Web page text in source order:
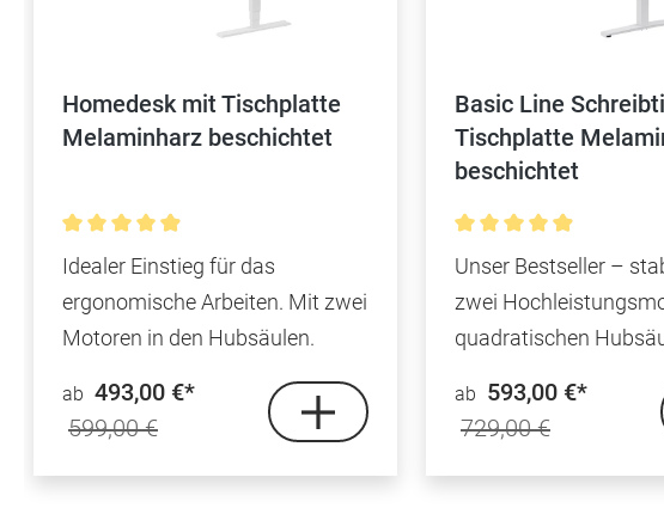
Homedesk mit Tischplatte
Melaminharz beschichtet
Durchschnittliche Bewertung von 4.9 von 5 Sternen
Idealer Einstieg für das
ergonomische Arbeiten. Mit zwei
Motoren in den Hubsäulen.
ab 493,00 €*
599,00 €
Basic Line
Tischplatte
beschichtet
Durchschnittliche
Unser Bestseller –
zwei
quadratischen
ab 593,00 €*
729,00 €